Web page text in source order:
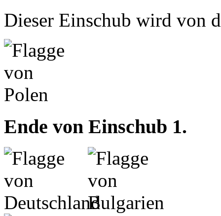
Dieser Einschub wird von
Ende von Einschub 1.